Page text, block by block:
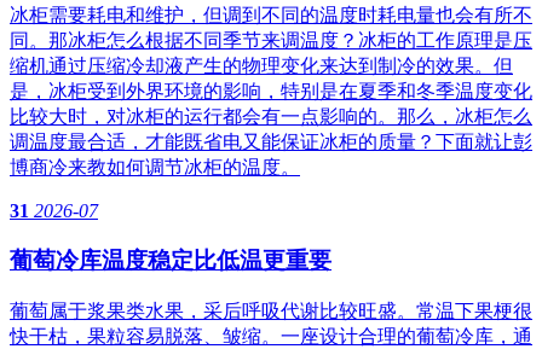
冰柜需要耗电和维护，但调到不同的温度时耗电量也会有所不
同。那冰柜怎么根据不同季节来调温度？冰柜的工作原理是压
缩机通过压缩冷却液产生的物理变化来达到制冷的效果。但
是，冰柜受到外界环境的影响，特别是在夏季和冬季温度变化
比较大时，对冰柜的运行都会有一点影响的。那么，冰柜怎么
调温度最合适，才能既省电又能保证冰柜的质量？下面就让彭
博商冷来教如何调节冰柜的温度。
31 2026-07
葡萄冷库温度稳定比低温更重要
葡萄属于浆果类水果，采后呼吸代谢比较旺盛。常温下果梗很
快干枯，果粒容易脱落、皱缩。一座设计合理的葡萄冷库，通